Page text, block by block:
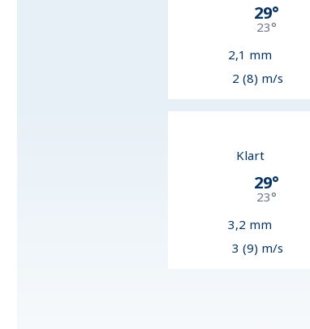
29°
23°
2,1 mm
2 (8) m/s
Klart
29°
23°
3,2 mm
3 (9) m/s